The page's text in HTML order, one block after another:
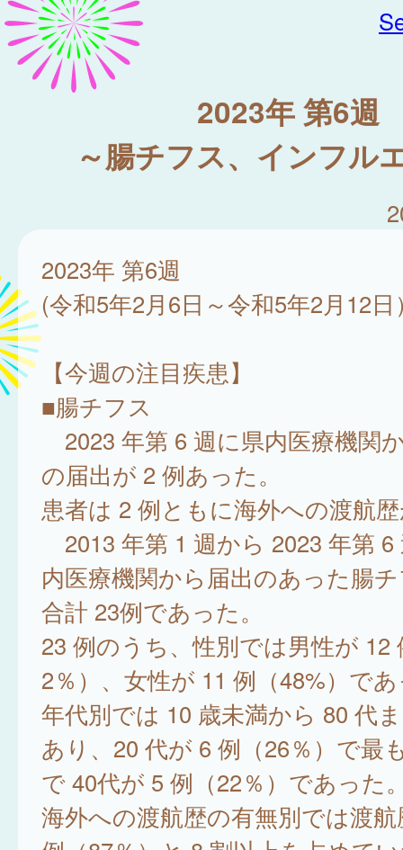
2023年 第6週
～腸チフス、インフル
2023年 第6週
(令和5年2月6日～令和5年2月12日
【今週の注目疾患】
■腸チフス
2023 年第 6 週に県内医療機関
の届出が 2 例あった。
患者は 2 例ともに海外への渡航
2013 年第 1 週から 2023 年第
内医療機関から届出のあった腸
合計 23例であった。
23 例のうち、性別では男性が 12
2％）、女性が 11 例（48%）で
年代別では 10 歳未満から 80 代
あり、20 代が 6 例（26％）で最
で 40代が 5 例（22％）であった
海外への渡航歴の有無別では渡